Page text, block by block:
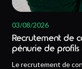
03/08/2026
Recrutement de
pénurie de profils
Le recrutement de